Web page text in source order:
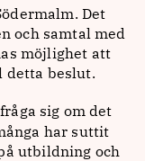
Det
och samtal med
möjlighet att
detta beslut.
fråga sig om det
har suttit
utbildning och